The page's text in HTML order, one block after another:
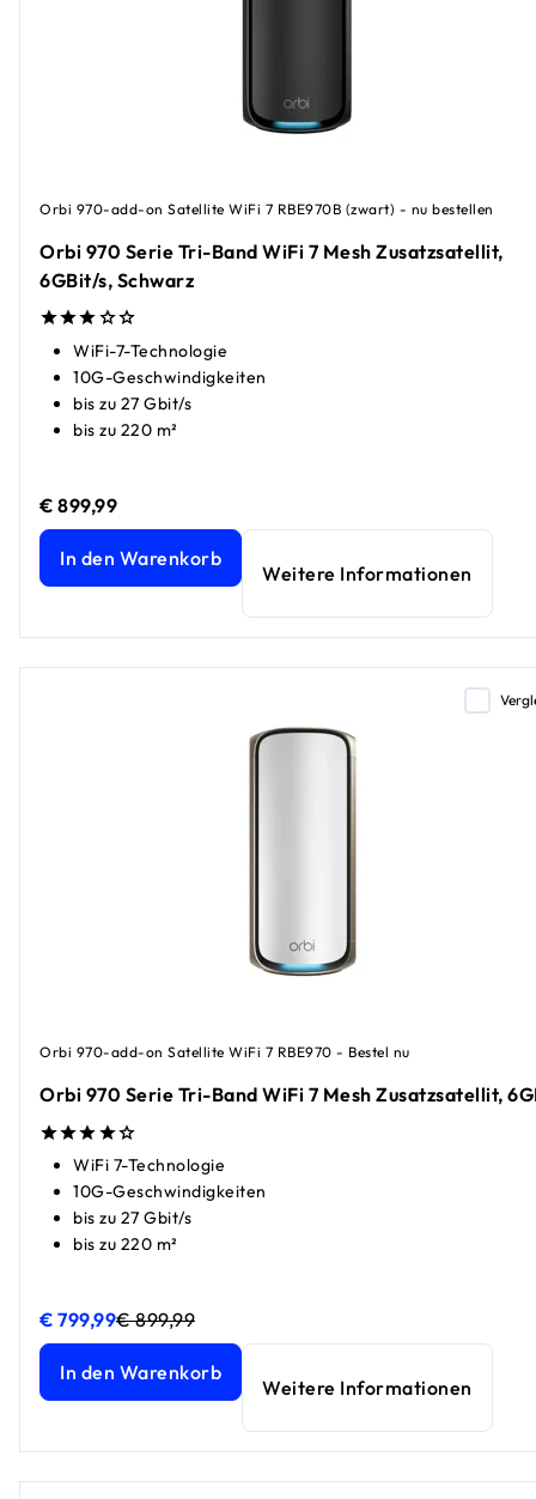
Orbi 970-add-on Satellite WiFi 7 RBE970B (zwart) - nu bestellen
Orbi 970 Serie Tri-Band WiFi 7 Mesh Zusatzsatellit,
6GBit/s, Schwarz
WiFi-7-Technologie
10G-Geschwindigkeiten
bis zu 27 Gbit/s
bis zu 220 m²
€ 899,99
Orbi 970 Serie Tri-Band WiFi 7 Mesh Zusatzsatellit, 6GBit/
In den Warenkorb
Weitere Informationen
Orbi 970-add-on Satellite WiFi 7 RBE970 - Bestel nu
Orbi 970 Serie Tri-Band WiFi 7 Mesh Zusatzsatellit,
WiFi 7-Technologie
10G-Geschwindigkeiten
bis zu 27 Gbit/s
bis zu 220 m²
€ 799,99
Orbi 970 Serie Tri-Band WiFi 7 Mesh Zusatzsatellit, 6GBit/s
€ 899,99
Orbi 970 Serie Tri-Band WiFi 7 Mesh Zusatzsatellit, 6GBit/s
In den Warenkorb
Weitere Informationen